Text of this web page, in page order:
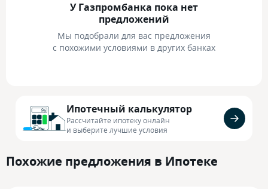
У Газпромбанка пока нет
предложений
Мы подобрали для вас предложения
с похожими условиями в других банках
Ипотечный калькулятор
Рассчитайте ипотеку онлайн
и выберите лучшие условия
Похожие предложения в Ипотеке